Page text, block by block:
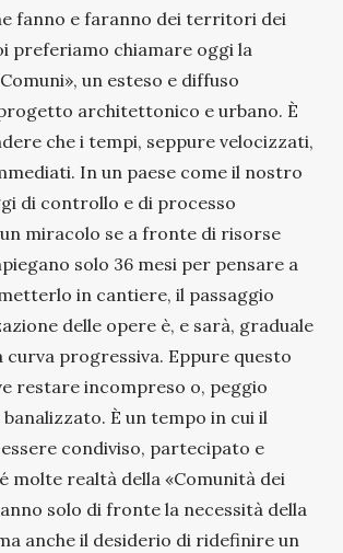
fanno e faranno dei territori dei
preferiamo chiamare oggi la
un esteso e diffuso
architettonico e urbano. È
che i tempi, seppure velocizzati,
In un paese come il nostro
di controllo e di processo
miracolo se a fronte di risorse
solo 36 mesi per pensare a
in cantiere, il passaggio
delle opere è, e sarà, graduale
curva progressiva. Eppure questo
restare incompreso o, peggio
È un tempo in cui il
condiviso, partecipato e
molte realtà della «Comunità dei
solo di fronte la necessità della
anche il desiderio di ridefinire un